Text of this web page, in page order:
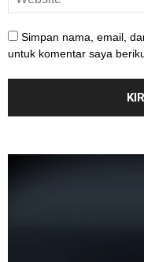
Simpan nama, email,
untuk komentar saya